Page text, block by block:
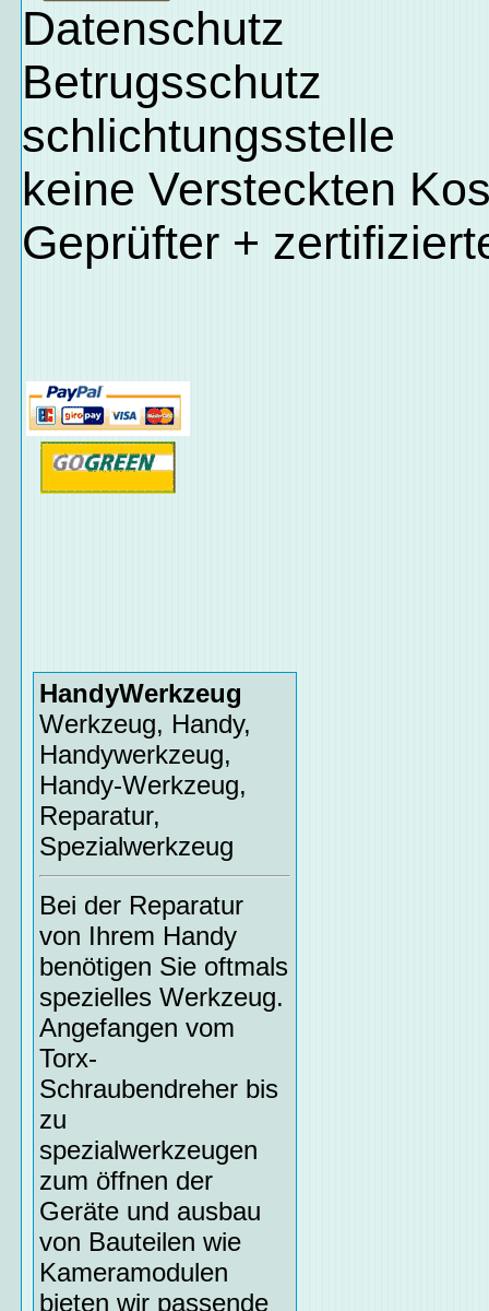
Datenschutz
Betrugsschutz
schlichtungsstelle
keine Versteckten
Geprüfter +
HandyWerkzeug
Werkzeug, Handy,
Handywerkzeug,
Handy-Werkzeug,
Reparatur,
Spezialwerkzeug
Bei der Reparatur
von Ihrem Handy
benötigen Sie oftmals
spezielles Werkzeug.
Angefangen vom
Torx-
Schraubendreher bis
zu
spezialwerkzeugen
zum öffnen der
Geräte und ausbau
von Bauteilen wie
Kameramodulen
bieten wir passende